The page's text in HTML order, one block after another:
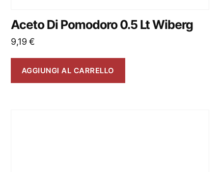
Aceto Di Pomodoro 0.5 Lt Wiberg
9,19€
AGGIUNGI AL CARRELLO